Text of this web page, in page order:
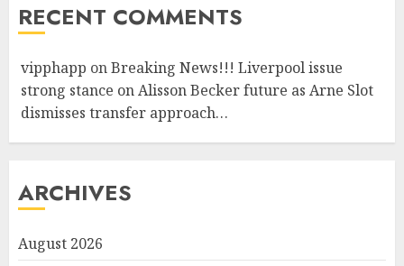
RECENT COMMENTS
vipphapp onBreaking News!!! Liverpool issue
strong stance on Alisson Becker future as Arne Slot
dismisses transfer approach…
ARCHIVES
August 2026